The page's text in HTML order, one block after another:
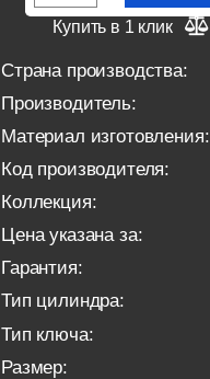
Купить в 1 клик
Страна производства:
Производитель:
Материал изготовления:
Код производителя:
Коллекция:
Цена указана за:
Гарантия:
Тип цилиндра:
Тип ключа:
Размер: